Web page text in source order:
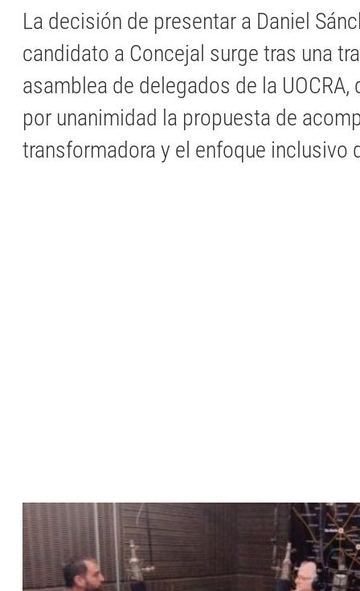
La decisión de presentar a Daniel
candidato a Concejal surge tras una
asamblea de delegados de la
por unanimidad la propuesta de
transformadora y el enfoque inclusivo